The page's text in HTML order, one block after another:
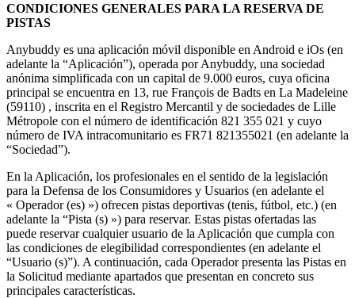
CONDICIONES GENERALES PARA LA RESERVA DE
PISTAS
Anybuddy es una aplicación móvil disponible en Android e iOs (en
adelante la “Aplicación”), operada por Anybuddy, una sociedad
anónima simplificada con un capital de 9.000 euros, cuya oficina
principal se encuentra en 13, rue François de Badts en La Madeleine
(59110) , inscrita en el Registro Mercantil y de sociedades de Lille
Métropole con el número de identificación 821 355 021 y cuyo
número de IVA intracomunitario es FR71 821355021 (en adelante la
“Sociedad”).
En la Aplicación, los profesionales en el sentido de la legislación
para la Defensa de los Consumidores y Usuarios (en adelante el
« Operador (es) ») ofrecen pistas deportivas (tenis, fútbol, ​​etc.) (en
adelante la “Pista (s) ») para reservar. Estas pistas ofertadas las
puede reservar cualquier usuario de la Aplicación que cumpla con
las condiciones de elegibilidad correspondientes (en adelante el
“Usuario (s)”). A continuación, cada Operador presenta las Pistas en
la Solicitud mediante apartados que presentan en concreto sus
principales características.